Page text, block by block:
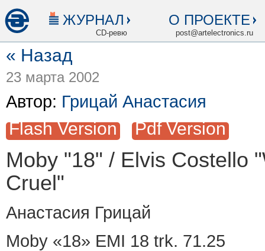
ЖУРНАЛ
CD-ревю
О ПРОЕКТЕ
post@artelectronics.ru
« Назад
23 марта 2002
Автор: Грицай Анастасия
Flash Version Pdf Version
Moby "18" / Elvis Costello
Cruel"
Анастасия Грицай
Moby «18» EMI 18 trk. 71.25